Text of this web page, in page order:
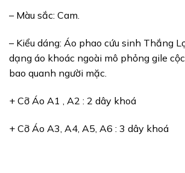
– Màu sắc: Cam.
– Kiểu dáng: Áo phao cứu sinh Thắng
dạng áo khoác ngoài mô phỏng gile
bao quanh người mặc.
+ Cỡ Áo A1 , A2 : 2 dây khoá
+ Cỡ Áo A3, A4, A5, A6 : 3 dây khoá